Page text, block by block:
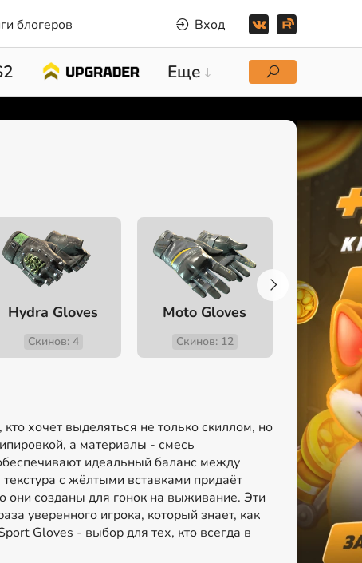
блогеров Вход
Еще
Hydra Gloves
Скинов: 4
Moto Gloves
Скинов: 12
хочет выделяться не только скиллом, но
а материалы - смесь
идеальный баланс между
с жёлтыми вставками придаёт
они созданы для гонок на выживание. Эти
уверенного игрока, который знает, как
Gloves - выбор для тех, кто всегда в